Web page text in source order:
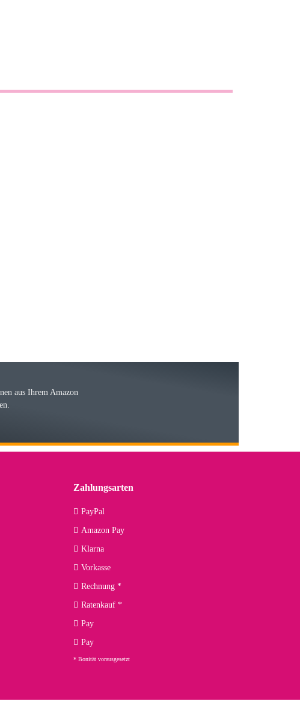
in den kommenden Jahren herausstellen. Spannend wird es falls
aus Ihrem Amazon
Zahlungsarten
PayPal
Amazon Pay
Klarna
Vorkasse
Rechnung *
Ratenkauf *
Pay
Pay
* Bonität vorausgesetzt